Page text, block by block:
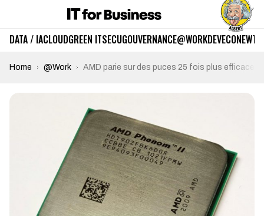
DATA / IACLOUDGREEN ITSECUGOUVERNANCE@WORKDEVECO
Home @Work AMD parie sur des puces 25 fois plus efficaces